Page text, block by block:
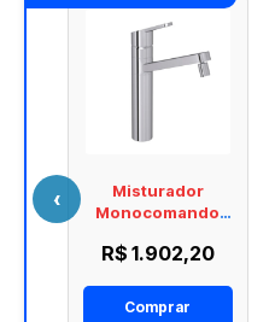
Misturador
Monocomando
Deca 2250.C
R$ 1.902,20
Comprar
‹